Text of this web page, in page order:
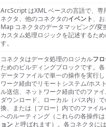
ArcScript はXML ベースの言語で、専
ネクタ、他のコネクタのイベント、
Map コネクタのデータマッピング/変
カスタム処理ロジックを記述するた
す。
コネクタはデータ処理のロジカルフ
ためのビルディングブロックです。各
データファイルで単一の操作を実行し
ワーク経由でリモートシステム/ホス
ル送信、ネットワーク経由でのファ
ダウンロード、ローカル（バス内）
換、または［フロー］内でのファイ
へのルーティング（これらの各操作は
ョンと呼ばれます）。各コネクタに